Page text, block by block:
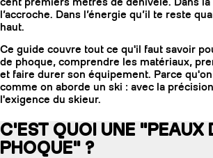
l’accroche. Dans l’énergie qu’il te reste
haut.
Ce guide couvre tout ce qu'il faut savoir
de phoque, comprendre les matériaux,
et faire durer son équipement. Parce
comme on aborde un ski : avec la
l'exigence du skieur.
C'EST QUOI UNE "PEAUX
PHOQUE" ?